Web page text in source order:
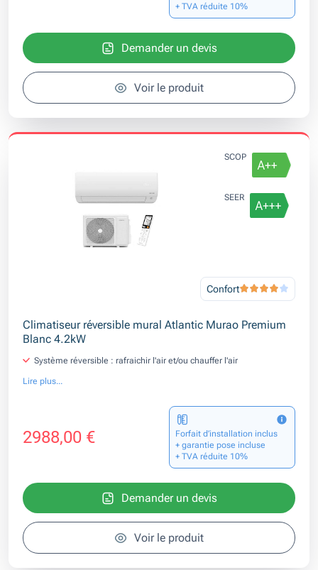
+ TVA réduite 10%
Demander un devis
Voir le produit
SCOP
SEER
Confort
Climatiseur réversible mural Atlantic Murao Premium
Blanc 4.2kW
Système réversible : rafraichir l'air et/ou chauffer l'air
Lire plus...
2988,00 €
Forfait d’installation inclus
+ garantie pose incluse
+ TVA réduite 10%
Demander un devis
Voir le produit